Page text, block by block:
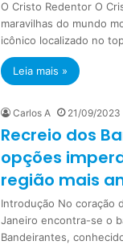
O Cristo Redentor O
maravilhas do mundo
icônico localizado no
Leia mais »
Carlos A 21/09/2023
Recreio dos
opções
região mais
Introdução No coração
Janeiro encontra-se o
Bandeirantes,